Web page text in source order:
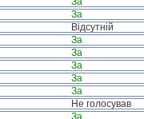
За
Відсутній
За
За
За
За
За
Не голосував
За